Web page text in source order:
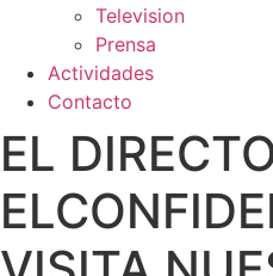
Television
Prensa
Actividades
Contacto
EL